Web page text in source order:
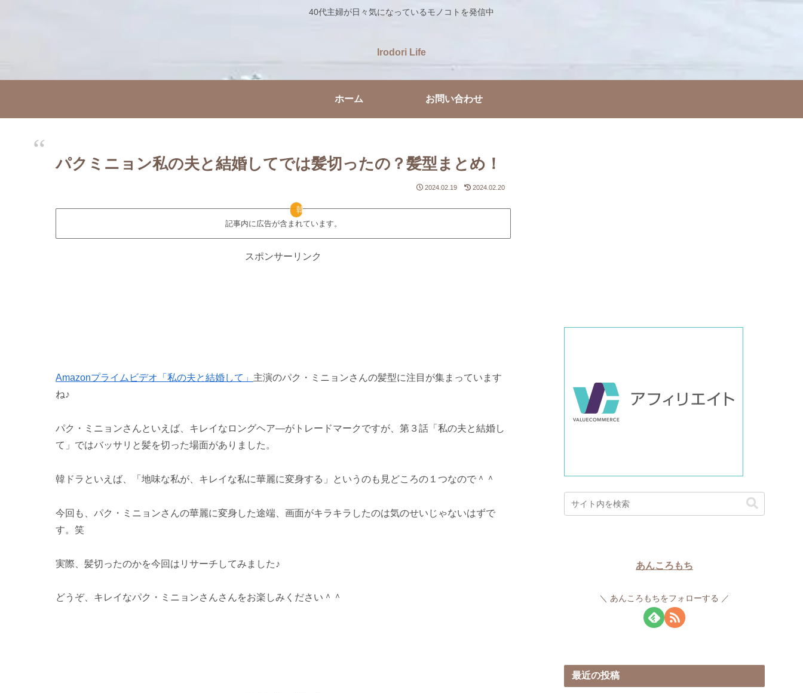
40代主婦が日々気になっているモノコトを発信中
Irodori Life
ホーム お問い合わせ
パクミニョン私の夫と結婚してでは髪切ったの？髪型まとめ！
2024.02.19 2024.02.20
韓国ドラマ
記事内に広告が含まれています。
スポンサーリンク
Amazonプライムビデオ「私の夫と結婚して」 主演のパク・ミニョンさんの髪型に注目が集まっています
ね♪
パク・ミニョンさんといえば、キレイなロングヘア―がトレードマークですが、第３話「私の夫と結婚し
て」ではバッサリと髪を切った場面がありました。
韓ドラといえば、「地味な私が、キレイな私に華麗に変身する」というのも見どころの１つなので＾＾
今回も、パク・ミニョンさんの華麗に変身した途端、画面がキラキラしたのは気のせいじゃないはずで
す。笑
実際、髪切ったのかを今回はリサーチしてみました♪
どうぞ、キレイなパク・ミニョンさんさんをお楽しみください＾＾
あんころもち
あんころもちをフォローする
最近の投稿